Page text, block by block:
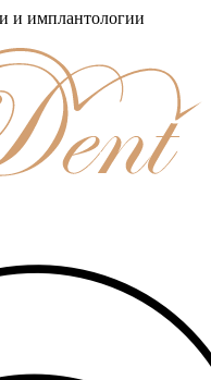
и имплантологии